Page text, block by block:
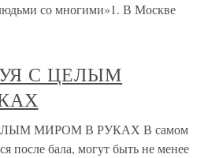
со многими»1. В Москве
С ЦЕЛЫМ
МИРОМ В РУКАХ В самом
после бала, могут быть не менее